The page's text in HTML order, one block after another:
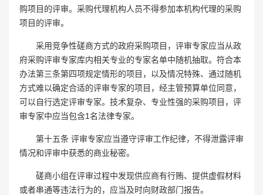
购项目的评审。采购代理机构人员不得参加本机构代理的采购
项目的评审。
采用竞争性磋商方式的政府采购项目，评审专家应当从政
府采购评审专家库内相关专业的专家名单中随机抽取。符合本
办法第三条第四项规定情形的项目，以及情况特殊、通过随机
方式难以确定合适的评审专家的项目，经主管预算单位同意，
可以自行选定评审专家。技术复杂、专业性强的采购项目，评
审专家中应当包含1名法律专家。
第十五条 评审专家应当遵守评审工作纪律，不得泄露评审
情况和评审中获悉的商业秘密。
磋商小组在评审过程中发现供应商有行贿、提供虚假材料
或者串通等违法行为的，应当及时向财政部门报告。